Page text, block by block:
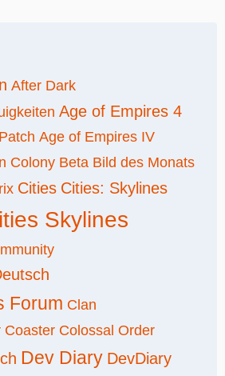
After Dark
Age of Empires 4
Age of Empires IV
Colony Beta Bild des Monats
Cities Cities: Skylines
Skylines
Forum Clan
Coaster Colossal Order
Dev Diary DevDiary